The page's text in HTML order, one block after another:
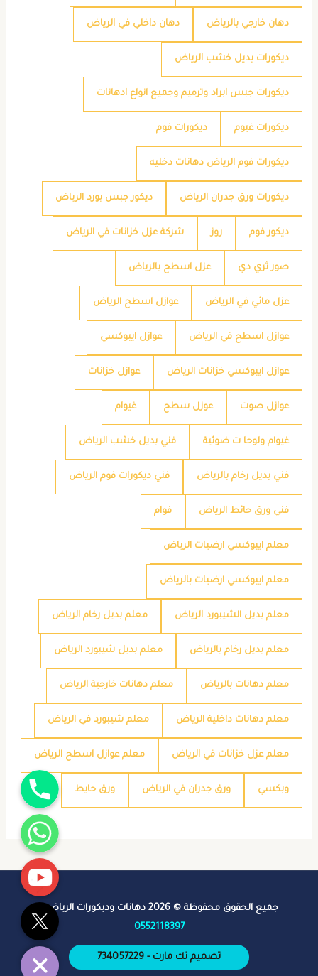
دهان خارجي بالرياض دهان داخلي في الرياض
ديكورات بديل خشب الرياض
ديكورات جبس ابراد وترميم وجميع انواع ادهانات
ديكورات غيوم ديكورات فوم
ديكورات فوم الرياض دهانات دخليه
ديكورات ورق جدران الرياض ديكور جبس بورد الرياض
ديكور فوم روز شركة عزل خزانات في الرياض
صور ثري دي عزل اسطح بالرياض
عزل مائي في الرياض عوازل اسطح الرياض
عوازل اسطح في الرياض عوازل ايبوكسي
عوازل ايبوكسي خزانات الرياض عوازل خزانات
عوازل صوت عوزل سطح غيوام
غيوام ولوحا ت ضوئية فني بديل خشب الرياض
فني بديل رخام بالرياض فني ديكورات فوم الرياض
فني ورق حائط الرياض فوام
معلم ايبوكسي ارضيات الرياض
معلم ايبوكسي ارضيات بالرياض
معلم بديل الشيبورد الرياض معلم بديل رخام الرياض
معلم بديل رخام بالرياض معلم بديل شيبورد الرياض
معلم دهانات بالرياض معلم دهانات خارجية الرياض
معلم دهانات داخلية الرياض معلم شيبورد في الرياض
معلم عزل خزانات في الرياض معلم عوازل اسطح الرياض
وبكسي ورق جدران في الرياض ورق حايط
جميع الحقوق محفوظة © 2026 دهانات وديكورات الرياض -
0552118397
تصميم تك مارت - 734057229
جوال
واتساب
يوتيوب
تويتر